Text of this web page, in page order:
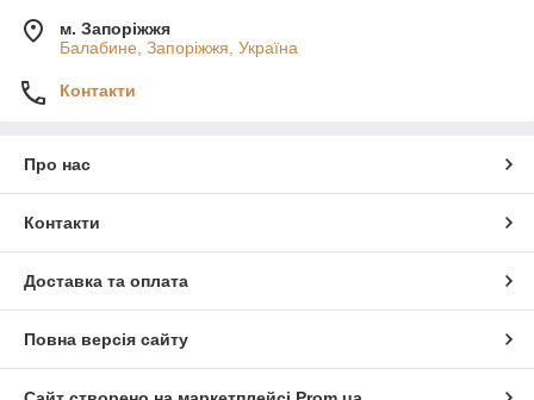
м. Запоріжжя
Балабине, Запоріжжя, Україна
Контакти
Про нас
Контакти
Доставка та оплата
Повна версія сайту